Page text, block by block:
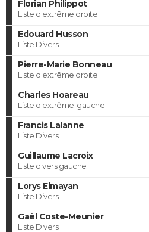
Florian Philippot
Liste d'extrême droite
Edouard Husson
Liste Divers
Pierre-Marie Bonneau
Liste d'extrême droite
Charles Hoareau
Liste d'extrême-gauche
Francis Lalanne
Liste Divers
Guillaume Lacroix
Liste divers gauche
Lorys Elmayan
Liste Divers
Gaël Coste-Meunier
Liste Divers